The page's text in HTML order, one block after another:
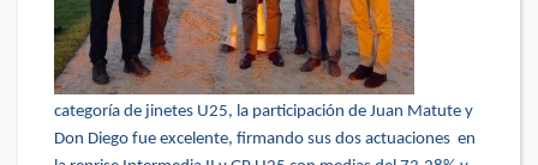
categoría de jinetes U25, la participación de Juan Matute y
Don Diego fue excelente, firmando sus dos actuaciones en